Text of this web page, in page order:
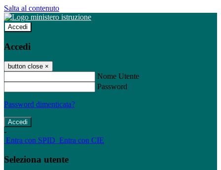
Salta al contenuto
Accedi
Accedi
button close ×
Nome Utente
Password
Password dimenticata?
-
Entra con SPID Entra con CIE
Seleziona utente